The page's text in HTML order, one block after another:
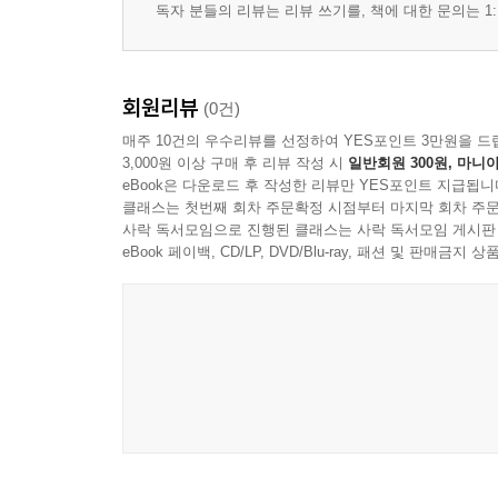
독자 분들의 리뷰는 리뷰 쓰기를, 책에 대한 문의는
회원리뷰 (0건)
매주 10건의 우수리뷰를 선정하여 YES포인트 3만원을 드
3,000원 이상 구매 후 리뷰 작성 시 일반회원 300원, 마니
eBook은 다운로드 후 작성한 리뷰만 YES포인트 지급됩니
클래스는 첫번째 회차 주문확정 시점부터 마지막 회차 주
사락 독서모임으로 진행된 클래스는 사락 독서모임 게시
eBook 페이백, CD/LP, DVD/Blu-ray, 패션 및 판매금지 상